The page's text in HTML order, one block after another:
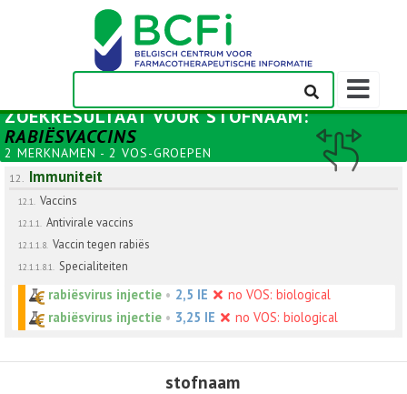
ZOEKRESULTAAT VOORSTOFNAAM:
RABIËSVACCINS
2 MERKNAMEN - 2 VOS-GROEPEN
12. Immuniteit
12.1. Vaccins
12.1.1. Antivirale vaccins
12.1.1.8. Vaccin tegen rabiës
12.1.1.8.1. Specialiteiten
rabiësvirus injectie • 2,5 IE
no VOS: biological
rabiësvirus injectie • 3,25 IE no VOS: biological
stofnaam